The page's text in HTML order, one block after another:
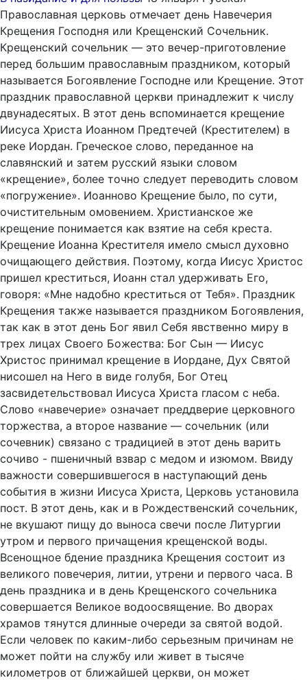
Православная церковь отмечает день Навечерия
Крещения Господня или Крещенский Сочельник.
Крещенский сочельник — это вечер-приготовление
перед большим православным праздником, который
называется Богоявление Господне или Крещение. Этот
праздник православной церкви принадлежит к числу
двунадесятых. В этот день вспоминается крещение
Иисуса Христа Иоанном Предтечей (Крестителем) в
реке Иордан. Греческое слово, переданное на
славянский и затем русский языки словом
«крещение», более точно следует переводить словом
«погружение». Иоанново Крещение было, по сути,
очистительным омовением. Христианское же
крещение понимается как взятие на себя креста.
Крещение Иоанна Крестителя имело смысл духовно
очищающего действия. Поэтому, когда Иисус Христос
пришел креститься, Иоанн стал удерживать Его,
говоря: «Мне надобно креститься от Тебя». Праздник
Крещения также называется праздником Богоявления,
так как в этот день Бог явил Себя явственно миру в
трех лицах Своего Божества: Бог Сын — Иисус
Христос принимал крещение в Иордане, Дух Святой
нисошел на Него в виде голубя, Бог Отец
засвидетельствовал Иисуса Христа гласом с неба.
Слово «навечерие» означает преддверие церковного
торжества, а второе название — сочельник (или
сочевник) связано с традицией в этот день варить
сочиво - пшеничный взвар с медом и изюмом. Ввиду
важности совершившегося в наступающий день
события в жизни Иисуса Христа, Церковь установила
пост. В этот день, как и в Рождественский сочельник,
не вкушают пищу до выноса свечи после Литургии
утром и первого причащения крещенской воды.
Всенощное бдение праздника Крещения состоит из
великого повечерия, литии, утрени и первого часа. В
день праздника и в день Крещенского сочельника
совершается Великое водоосвящение. Во дворах
храмов тянутся длинные очереди за святой водой.
Если человек по каким-либо серьезным причинам не
может пойти на службу или живет в тысяче
километров от ближайшей церкви, он может